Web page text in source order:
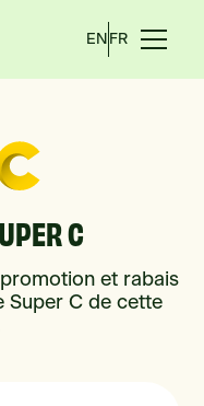
EN FR
C
et rabais
Super C de cette